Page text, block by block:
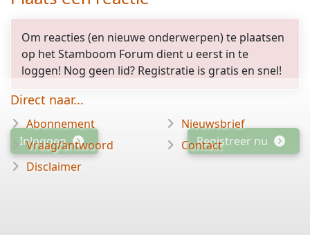
Om reacties (en nieuwe onderwerpen) te plaatsen
op het Stamboom Forum dient u eerst in te
loggen! Nog geen lid? Registratie is gratis en snel!
Inloggen Registreer nu
Direct naar...
Abonnement
Vraag/antwoord
Disclaimer
Nieuwsbrief
Contact